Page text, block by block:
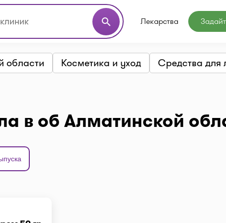
search Лекарства
области Косметика и уход Средства для
в об Алматинской